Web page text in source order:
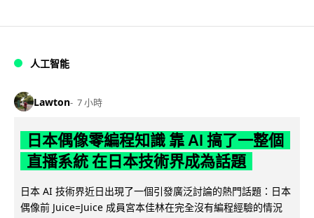
人工智能
Lawton 7 小時
日本偶像零編程知識 靠 AI 搞了一整個
直播系統 在日本技術界成為話題
日本 AI 技術界近日出現了一個引發廣泛討論的熱門話題：日本
偶像前 Juice=Juice 成員宮本佳林在完全沒有編程經驗的情況